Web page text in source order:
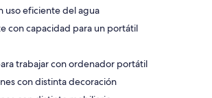
uso eficiente del agua
con capacidad para un portátil
trabajar con ordenador portátil
con distinta decoración